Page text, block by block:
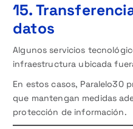
15.
datos
Algunos servicios
infraestructura ubicada
En estos casos, Paralelo30
que mantengan medidas
protección de información.